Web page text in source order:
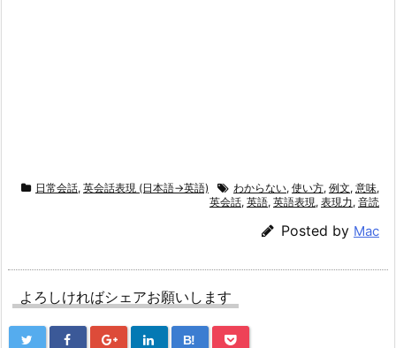
日常会話, 英会話表現 (日本語→英語) わからない, 使い方, 例文, 意味,
英会話, 英語, 英語表現, 表現力, 音読
Posted by Mac
よろしければシェアお願いします
B!